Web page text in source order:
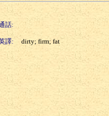
話:
譯: dirty; firm; fat